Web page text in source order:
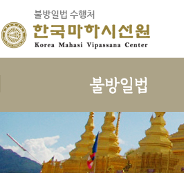
보시의 정의
보시의 이익
지계
삼귀의
삼보공덕